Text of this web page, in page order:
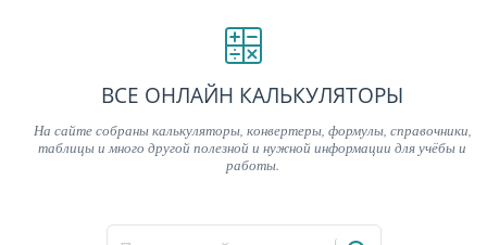
ВСЕ ОНЛАЙН КАЛЬКУЛЯТОРЫ
На сайте собраны калькуляторы, конвертеры, формулы, справочники,
таблицы и много другой полезной и нужной информации для учёбы и
работы.